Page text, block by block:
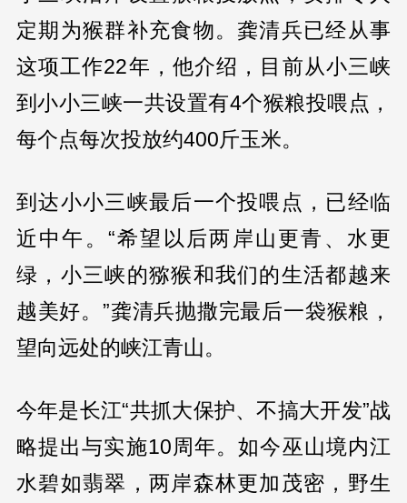
定期为猴群补充食物。龚清兵已经从事
这项工作22年，他介绍，目前从小三峡
到小小三峡一共设置有4个猴粮投喂点，
每个点每次投放约400斤玉米。
到达小小三峡最后一个投喂点，已经临
近中午。“希望以后两岸山更青、水更
绿，小三峡的猕猴和我们的生活都越来
越美好。”龚清兵抛撒完最后一袋猴粮，
望向远处的峡江青山。
今年是长江“共抓大保护、不搞大开发”战
略提出与实施10周年。如今巫山境内江
水碧如翡翠，两岸森林更加茂密，野生